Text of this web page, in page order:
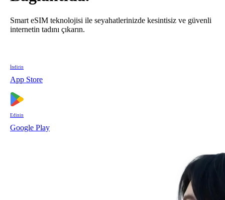
Smart eSIM teknolojisi ile seyahatlerinizde kesintisiz ve güvenli
internetin tadını çıkarın.
İndirin
App Store
Edinin
Google Play